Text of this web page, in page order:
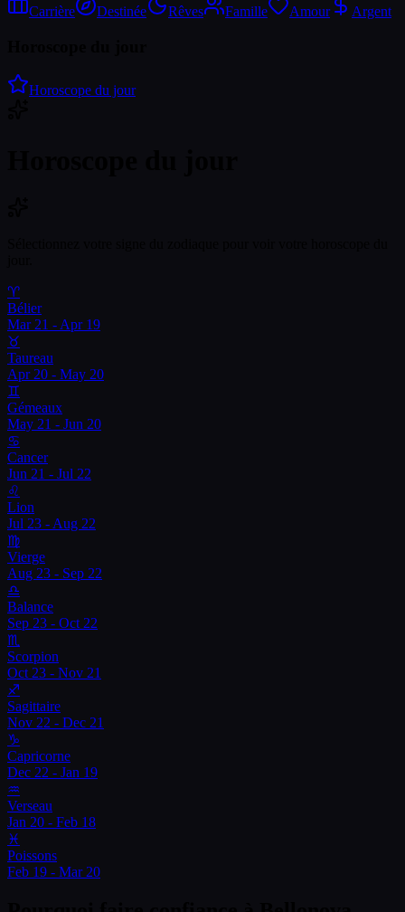
Carrière Destinée Rêves Famille Amour Argent
Horoscope du jour
♈
Bélier
Mar 21 - Apr 19
♉
Taureau
Apr 20 - May 20
♊
Gémeaux
May 21 - Jun 20
♋
Cancer
Jun 21 - Jul 22
♌
Lion
Jul 23 - Aug 22
♍
Vierge
Aug 23 - Sep 22
♎
Balance
Sep 23 - Oct 22
♏
Scorpion
Oct 23 - Nov 21
♐
Sagittaire
Nov 22 - Dec 21
♑
Capricorne
Dec 22 - Jan 19
♒
Verseau
Jan 20 - Feb 18
♓
Poissons
Feb 19 - Mar 20